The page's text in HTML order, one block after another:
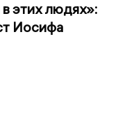
этих людях»:
Иосифа